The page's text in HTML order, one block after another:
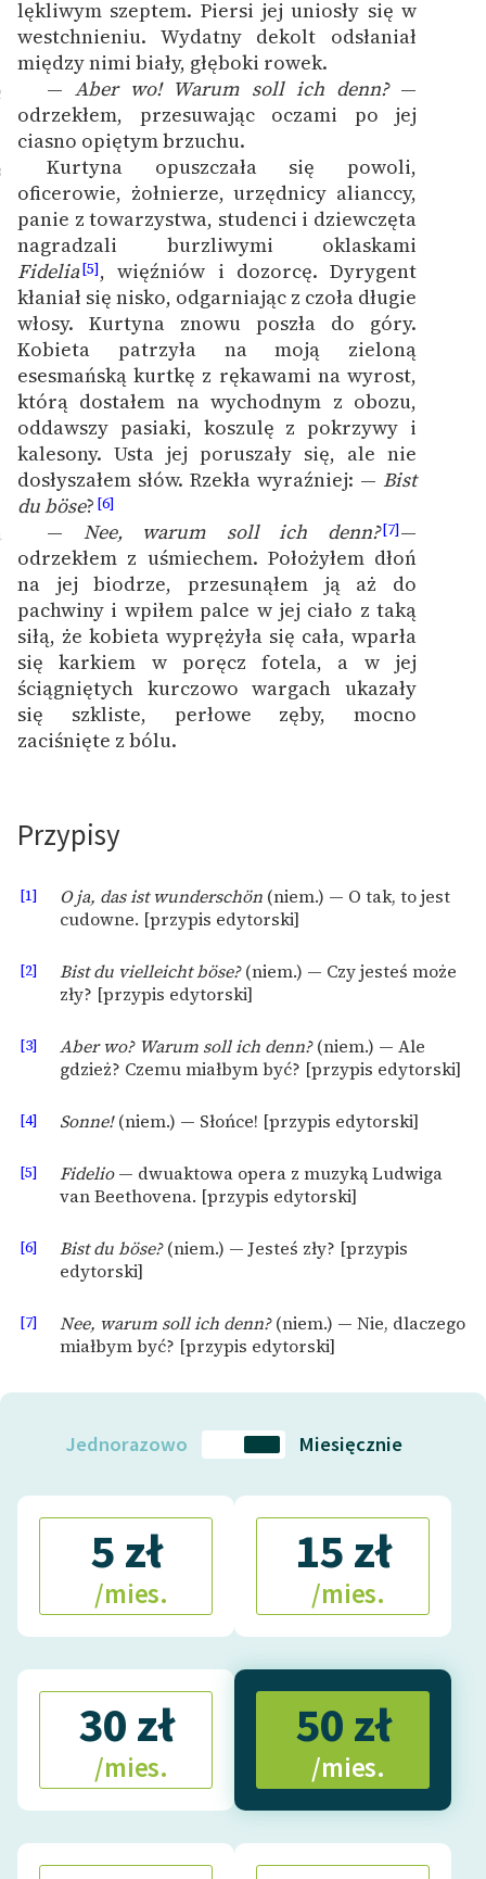
lękliwym szeptem. Piersi jej uniosły się w
westchnieniu. Wydatny dekolt odsłaniał
między nimi biały, głęboki rowek.
— Aber wo! Warum soll ich denn?—
odrzekłem, przesuwając oczami po jej
ciasno opiętym brzuchu.
Kurtyna opuszczała się powoli,
oficerowie, żołnierze, urzędnicy alianccy,
panie z towarzystwa, studenci i dziewczęta
nagradzali burzliwymi oklaskami
Fidelia[5], więźniów i dozorcę. Dyrygent
kłaniał się nisko, odgarniając z czoła długie
włosy. Kurtyna znowu poszła do góry.
Kobieta patrzyła na moją zieloną
esesmańską kurtkę z rękawami na wyrost,
którą dostałem na wychodnym z obozu,
oddawszy pasiaki, koszulę z pokrzywy i
kalesony. Usta jej poruszały się, ale nie
dosłyszałem słów. Rzekła wyraźniej: — Bist
du böse? [6]
— Nee, warum soll ich denn?[7]—
odrzekłem z uśmiechem. Położyłem dłoń
na jej biodrze, przesunąłem ją aż do
pachwiny i wpiłem palce w jej ciało z taką
siłą, że kobieta wyprężyła się cała, wparła
się karkiem w poręcz fotela, a w jej
ściągniętych kurczowo wargach ukazały
się szkliste, perłowe zęby, mocno
zaciśnięte z bólu.
Przypisy
[1] O ja, das ist wunderschön (niem.) — O tak, to jest
cudowne. [przypis edytorski]
[2] Bist du vielleicht böse?(niem.) — Czy jesteś może
zły? [przypis edytorski]
[3] Aber wo? Warum soll ich denn?(niem.) — Ale
gdzież? Czemu miałbym być? [przypis edytorski]
[4] Sonne!(niem.) — Słońce! [przypis edytorski]
[5] Fidelio— dwuaktowa opera z muzyką Ludwiga
van Beethovena. [przypis edytorski]
[6] Bist du böse?(niem.) — Jesteś zły? [przypis
edytorski]
[7] Nee, warum soll ich denn?(niem.) — Nie, dlaczego
miałbym być? [przypis edytorski]
Jednorazowo Miesięcznie
5 zł
/mies.
15 zł
/mies.
30 zł
/mies.
50 zł
/mies.